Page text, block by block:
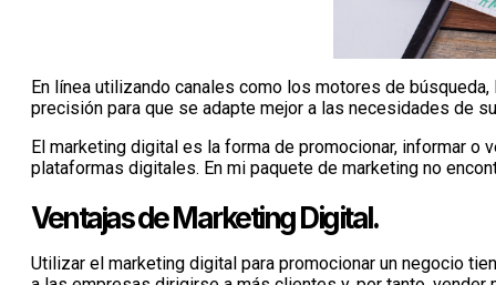
En línea utilizando canales como los motores de
precisión para que se adapte mejor a las necesidades de
El marketing digital es la forma de promocionar, informar
plataformas digitales. En mi paquete de marketing no
Ventajas de Marketing Digital.
Utilizar el marketing digital para promocionar un negocio